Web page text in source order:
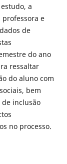
a
professora e
de
do ano
ressaltar
do aluno com
bem
inclusão
no processo.